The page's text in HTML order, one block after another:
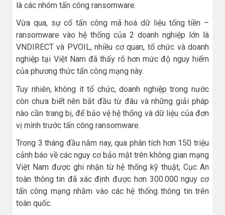
là các nhóm tấn công ransomware.
Vừa qua, sự cố tấn công mã hoá dữ liệu tống tiền –
ransomware vào hệ thống của 2 doanh nghiệp lớn là
VNDIRECT và PVOIL, nhiều cơ quan, tổ chức và doanh
nghiệp tại Việt Nam đã thấy rõ hơn mức độ nguy hiểm
của phương thức tấn công mạng này.
Tuy nhiên, không ít tổ chức, doanh nghiệp trong nước
còn chưa biết nên bắt đầu từ đâu và những giải pháp
nào cần trang bị, để bảo vệ hệ thống và dữ liệu của đơn
vị mình trước tấn công ransomware.
Trong 3 tháng đầu năm nay, qua phân tích hơn 150 triệu
cảnh báo về các nguy cơ bảo mật trên không gian mạng
Việt Nam được ghi nhận từ hệ thống kỹ thuật, Cục An
toàn thông tin đã xác định được hơn 300.000 nguy cơ
tấn công mạng nhắm vào các hệ thống thông tin trên
toàn quốc.